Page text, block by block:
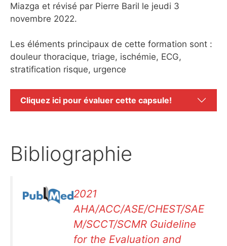
Miazga et révisé par Pierre Baril le jeudi 3
novembre 2022.
Les éléments principaux de cette formation sont :
douleur thoracique, triage, ischémie, ECG,
stratification risque, urgence
Cliquez ici pour évaluer cette capsule!
Bibliographie
2021
AHA/ACC/ASE/CHEST/SAE
M/SCCT/SCMR Guideline
for the Evaluation and